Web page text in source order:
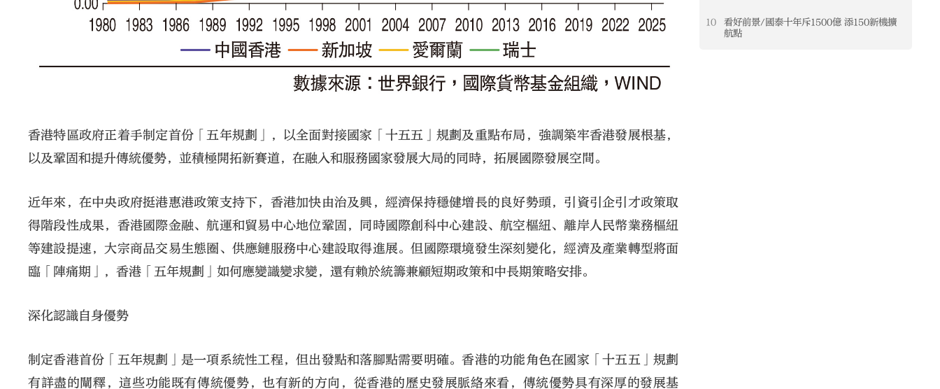
香港特區政府正着手制定首份「五年規劃」，以全面對接國家「十五五」規劃及重點布局，強調築牢香港發展根基，
以及鞏固和提升傳統優勢，並積極開拓新賽道，在融入和服務國家發展大局的同時，拓展國際發展空間。
近年來，在中央政府挺港惠港政策支持下，香港加快由治及興，經濟保持穩健增長的良好勢頭，引資引企引才政策取
得階段性成果，香港國際金融、航運和貿易中心地位鞏固，同時國際創科中心建設、航空樞紐、離岸人民幣業務樞紐
等建設提速，大宗商品交易生態圈、供應鏈服務中心建設取得進展。但國際環境發生深刻變化，經濟及產業轉型將面
臨「陣痛期」，香港「五年規劃」如何應變識變求變，還有賴於統籌兼顧短期政策和中長期策略安排。
深化認識自身優勢
制定香港首份「五年規劃」是一項系統性工程，但出發點和落腳點需要明確。香港的功能角色在國家「十五五」規劃
有詳盡的闡釋，這些功能既有傳統優勢，也有新的方向，從香港的歷史發展脈絡來看，傳統優勢具有深厚的發展基
10
看好前景/國泰十年斥1500億 添150新機擴
航點